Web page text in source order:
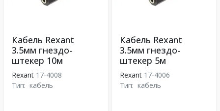
Кабель Rexant
3.5мм гнездо-
штекер 10м
Rexant 17-4008
Тип: кабель
Кабель Rexant
3.5мм гнездо-
штекер 5м
Rexant 17-4006
Тип: кабель